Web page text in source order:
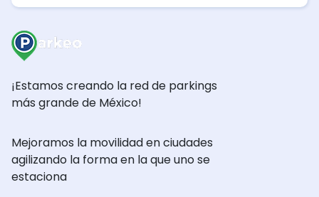
¡Estamos creando la red de parkings
más grande de México!
Mejoramos la movilidad en ciudades
agilizando la forma en la que uno se
estaciona